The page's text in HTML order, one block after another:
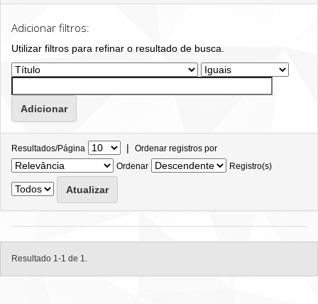
Adicionar filtros:
Utilizar filtros para refinar o resultado de busca.
Resultados/Página | Ordenar registros por
Ordenar
Registro(s)
Resultado 1-1 de 1.